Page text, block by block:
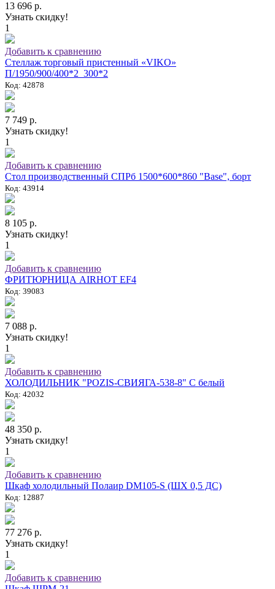
13 696 р.
Узнать скидку!
1
Добавить к сравнению
Стеллаж торговый пристенный «VIKO»
П/1950/900/400*2_300*2
Код: 42878
7 749 р.
Узнать скидку!
1
Добавить к сравнению
Стол производственный СПРб 1500*600*860 "Base", борт
Код: 43914
8 105 р.
Узнать скидку!
1
Добавить к сравнению
ФРИТЮРНИЦА AIRHOT EF4
Код: 39083
7 088 р.
Узнать скидку!
1
Добавить к сравнению
ХОЛОДИЛЬНИК "POZIS-СВИЯГА-538-8" C белый
Код: 42032
48 350 р.
Узнать скидку!
1
Добавить к сравнению
Шкаф холодильный Полаир DM105-S (ШХ 0,5 ДС)
Код: 12887
77 276 р.
Узнать скидку!
1
Добавить к сравнению